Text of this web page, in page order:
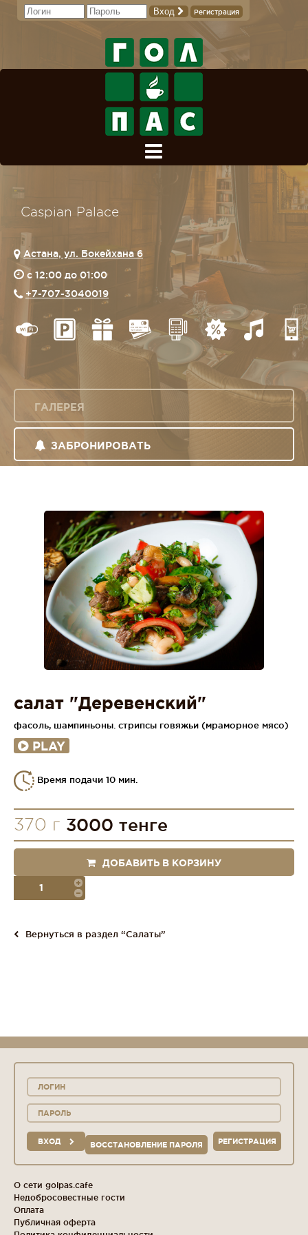
Вход Регистрация
Caspian Palace
Астана, ул. Бокейхана 6
c 12:00 до 01:00
+7-707-3040019
ГАЛЕРЕЯ
ЗАБРОНИРОВАТЬ
салат "Деревенский"
фасоль, шампиньоны. стрипсы говяжьи (мраморное мясо)
PLAY
Время подачи 10 мин.
370 г 3000 тенге
ДОБАВИТЬ В КОРЗИНУ
Вернуться в раздел “Салаты”
ВХОД РЕГИСТРАЦИЯ
ВОССТАНОВЛЕНИЕ ПАРОЛЯ
О сети golpas.cafe
Недобросовестные гости
Оплата
Публичная оферта